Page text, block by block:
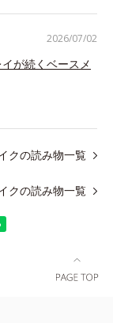
が続くベースメ
2026/07/02
クの読み物一覧
クの読み物一覧